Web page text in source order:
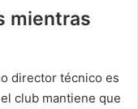
mientras
director técnico es
club mantiene que